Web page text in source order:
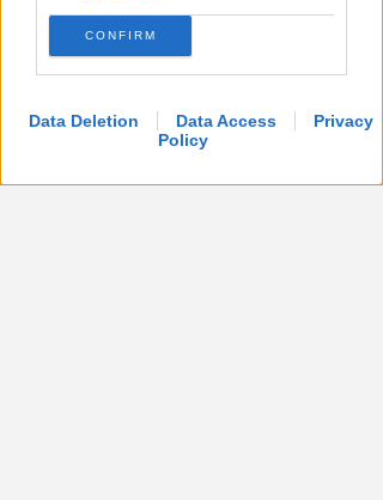
CONFIRM
Data Deletion Data Access
Privacy
Policy